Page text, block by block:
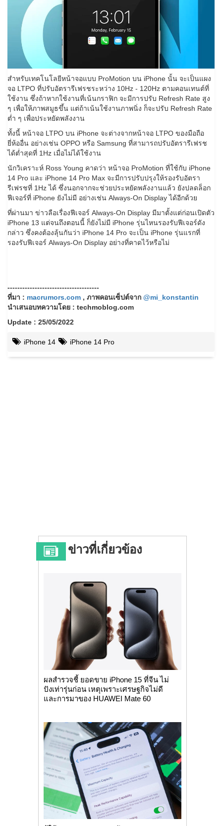
สำหรับเทคโนโลยีหน้าจอแบบ ProMotion บน iPhone นั้น จะเป็นแผง
จอ LTPO ที่ปรับอัตรารีเฟรชระหว่าง 10Hz - 120Hz ตามคอนเทนต์ที่
ใช้งาน ซึ่งถ้าหากใช้งานที่เน้นกราฟิก จะมีการปรับ Refresh Rate สูง
ๆ เพื่อให้ภาพสมูธขึ้น แต่ถ้าเน้นใช้งานภาพนิ่ง ก็จะปรับ Refresh Rate
ต่ำ ๆ เพื่อประหยัดพลังงาน
ทั้งนี้ หน้าจอ LTPO บน iPhone จะต่างจากหน้าจอ LTPO ของมือถือ
ยี่ห้ออื่น อย่างเช่น OPPO หรือ Samsung ที่สามารถปรับอัตรารีเฟรช
ได้ต่ำสุดที่ 1Hz เมื่อไม่ได้ใช้งาน
นักวิเคราะห์ Ross Young คาดว่า หน้าจอ ProMotion ที่ใช้กับ iPhone
14 Pro และ iPhone 14 Pro Max จะมีการปรับปรุงให้รองรับอัตรา
รีเฟรชที่ 1Hz ได้ ซึ่งนอกจากจะช่วยประหยัดพลังงานแล้ว ยังปลดล็อก
ฟีเจอร์ที่ iPhone ยังไม่มี อย่างเช่น Always-On Display ได้อีกด้วย
ที่ผ่านมา ข่าวลือเรื่องฟีเจอร์ Always-On Display มีมาตั้งแต่ก่อนเปิดตัว
iPhone 13 แต่จนถึงตอนนี้ ก็ยังไม่มี iPhone รุ่นไหนรองรับฟีเจอร์ดัง
กล่าว ซึ่งคงต้องลุ้นกันว่า iPhone 14 Pro จะเป็น iPhone รุ่นแรกที่
รองรับฟีเจอร์ Always-On Display อย่างที่คาดไว้หรือไม่
-------------------------------------
ที่มา : macrumors.com , ภาพคอนเซ็ปต์จาก @mi_konstantin
นำเสนอบทความโดย : techmoblog.com
Update : 25/05/2022
iPhone 14 iPhone 14 Pro
ข่าวที่เกี่ยวข้อง
ผลสำรวจชี้ ยอดขาย iPhone 15 ที่จีน ไม่
ปังเท่ารุ่นก่อน เหตุเพราะเศรษฐกิจไม่ดี
และการมาของ HUAWEI Mate 60